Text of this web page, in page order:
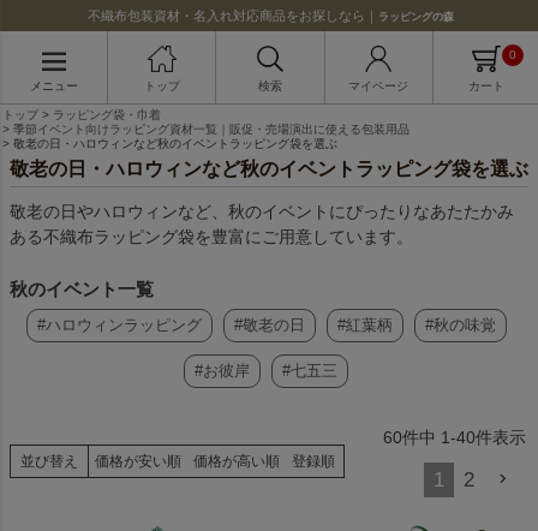
不織布包装資材・名入れ対応商品をお探しなら｜ ラッピングの森
メニュー トップ 検索 マイページ カート
0
トップ
ラッピング袋・巾着
季節イベント向けラッピング資材一覧｜販促・売場演出に使える包装用品
敬老の日・ハロウィンなど秋のイベントラッピング袋を選ぶ
敬老の日・ハロウィンなど秋のイベントラッピング袋を選ぶ
敬老の日やハロウィンなど、秋のイベントにぴったりなあたたかみ
ある不織布ラッピング袋を豊富にご用意しています。
秋のイベント一覧
#ハロウィンラッピング #敬老の日 #紅葉柄 #秋の味覚
#お彼岸 #七五三
並び替え 価格が安い順 価格が高い順 登録順
60件中 1-40件表示
1 2